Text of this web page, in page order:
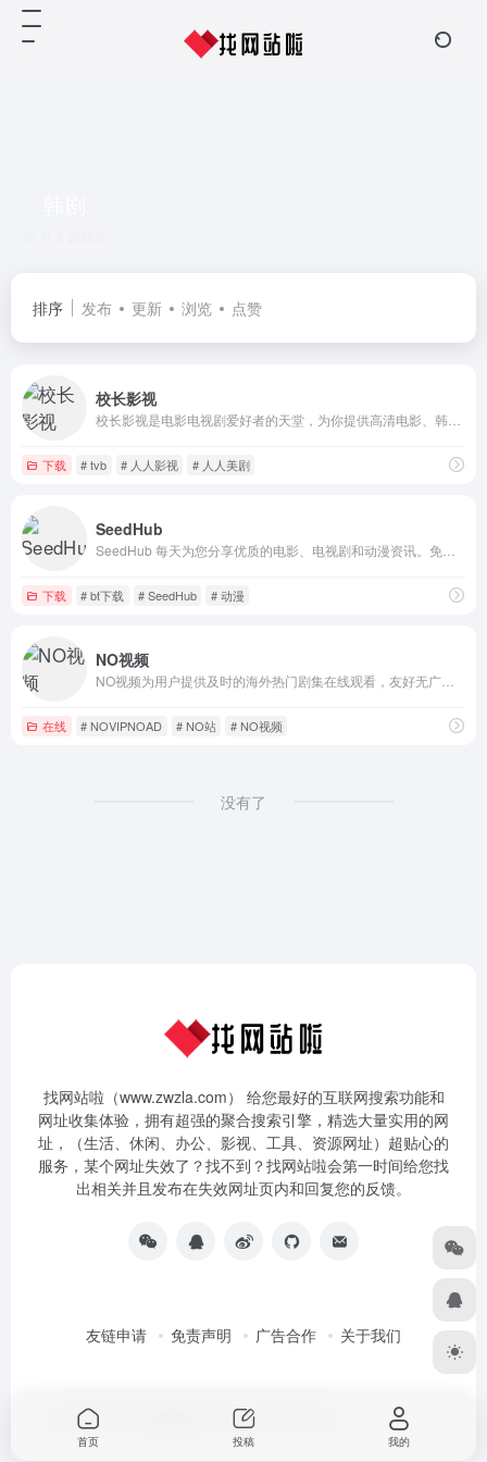
排序 发布 更新 浏览 点赞
校长影视
下载 # tvb # 人人影视 # 人人美剧
SeedHub
下载 # bt下载 # SeedHub # 动漫
NO视频
在线 # NOVIPNOAD # NO站 # NO视频
没有了
找网站啦（www.zwzla.com） 给您最好的互联网搜索功能和
网址收集体验，拥有超强的聚合搜索引擎，精选大量实用的网
址，（生活、休闲、办公、影视、工具、资源网址）超贴心的
服务，某个网址失效了？找不到？找网站啦会第一时间给您找
出相关并且发布在失效网址页内和回复您的反馈。
友链申请 免责声明 广告合作 关于我们
Copyright © 2026 京ICP备14047079号-3
首页 投稿 我的